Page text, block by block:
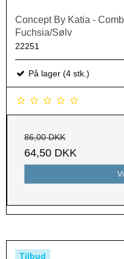
Concept By Katia -
Fuchsia/Sølv
22251
På lager (4 stk.)
86,00 DKK
64,50 DKK
Tilbud